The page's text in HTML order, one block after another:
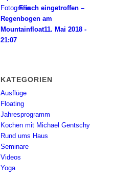
Frisch eingetroffen –
Regenbogen am
Mountainfloat11. Mai 2018 -
21:07
KATEGORIEN
Ausflüge
Floating
Jahresprogramm
Kochen mit Michael Gentschy
Rund ums Haus
Seminare
Videos
Yoga